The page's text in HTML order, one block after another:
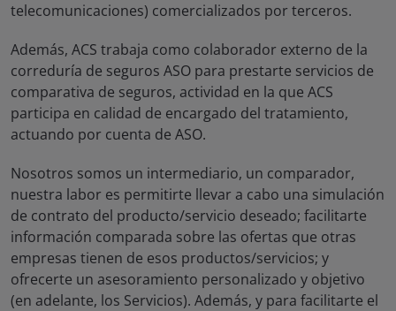
telecomunicaciones) comercializados por terceros.
Además, ACS trabaja como colaborador externo de la
correduría de seguros ASO para prestarte servicios de
comparativa de seguros, actividad en la que ACS
participa en calidad de encargado del tratamiento,
actuando por cuenta de ASO.
Nosotros somos un intermediario, un comparador,
nuestra labor es permitirte llevar a cabo una simulación
de contrato del producto/servicio deseado; facilitarte
información comparada sobre las ofertas que otras
empresas tienen de esos productos/servicios; y
ofrecerte un asesoramiento personalizado y objetivo
(en adelante, los Servicios). Además, y para facilitarte el